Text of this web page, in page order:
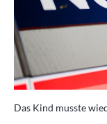
Das Kind musste